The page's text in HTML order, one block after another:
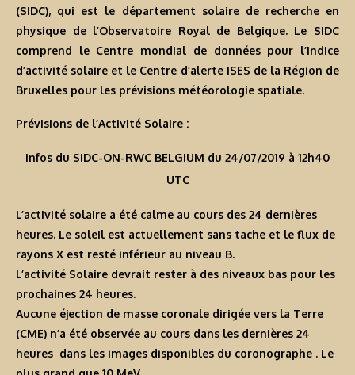
(SIDC), qui est le département solaire de recherche en
physique de l’Observatoire Royal de Belgique. Le SIDC
comprend le Centre mondial de données pour l’indice
d’activité solaire et le Centre d’alerte ISES de la Région de
Bruxelles pour les prévisions météorologie spatiale.
Prévisions de l’Activité Solaire :
Infos du SIDC-ON-RWC BELGIUM du 24/07/2019 à 12h40
UTC
L’activité solaire a été calme au cours des 24 dernières
heures. Le soleil est actuellement sans tache et le flux de
rayons X est resté inférieur au niveau B.
L’activité Solaire devrait rester à des niveaux bas pour les
prochaines 24 heures.
Aucune éjection de masse coronale dirigée vers la Terre
(CME) n’a été observée au cours dans les dernières 24
heures dans les images disponibles du coronographe . Le